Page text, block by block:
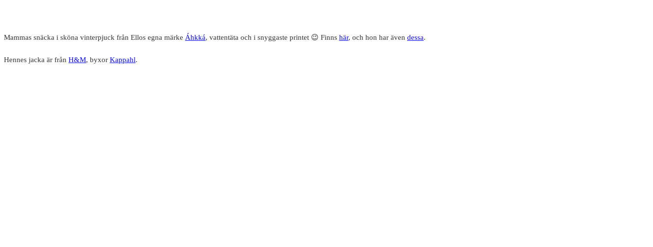
Mammas snäcka i sköna vinterpjuck från Ellos egna märke Áhkká, vattentäta och i snyggaste printet 😉 Finns här, och hon har även dessa.
Hennes jacka är från H&M, byxor Kappahl.